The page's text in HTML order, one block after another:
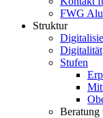
FWG
Struktur
Digitalität
Stufen
Beratung